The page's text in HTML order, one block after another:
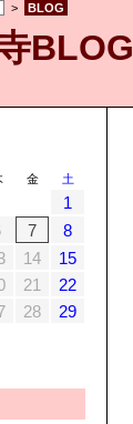
BLOG
> BLOG
金 土
1
7
8
14
15
21
22
28
29